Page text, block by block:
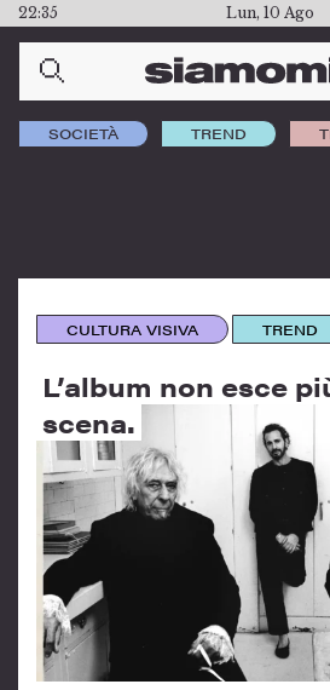
22:35 Lun, 10 Ago
SOCIETÀ TREND
CULTURA VISIVA TREND
L’album non esce
scena.